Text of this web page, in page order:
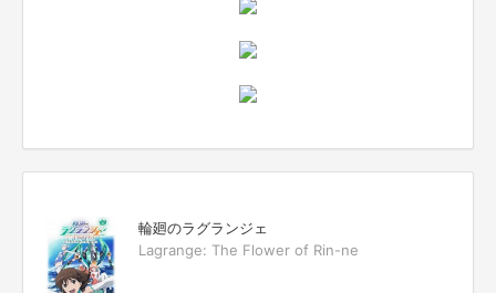
輪廻のラグランジェ
Lagrange: The Flower of Rin-ne